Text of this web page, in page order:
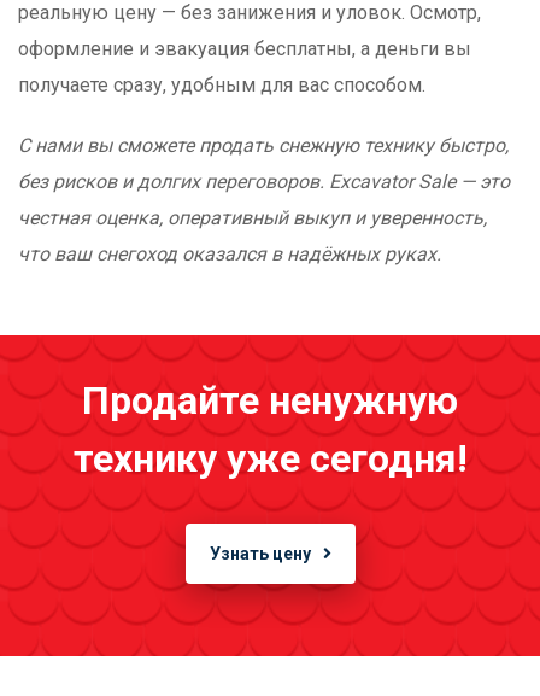
реальную цену — без занижения и уловок. Осмотр,
оформление и эвакуация бесплатны, а деньги вы
получаете сразу, удобным для вас способом.
С нами вы сможете продать снежную технику быстро,
без рисков и долгих переговоров. Excavator Sale — это
честная оценка, оперативный выкуп и уверенность,
что ваш снегоход оказался в надёжных руках.
Продайте ненужную
технику уже сегодня!
Узнать цену